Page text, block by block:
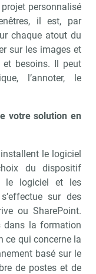
personnalisé
il est, par
chaque atout du
sur les images et
et besoins. Il peut
l’annoter, le
votre solution en
le logiciel
du dispositif
le logiciel et les
sur des
ou SharePoint.
dans la formation
ce qui concerne la
basé sur le
de postes et de